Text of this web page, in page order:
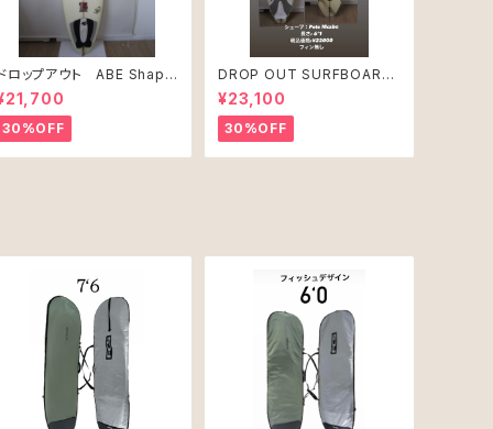
ロップアウト ABE Shape
JUNIR MODEL モ
ル
30%OFF
DROP OUT SURFBOARD
シェープ：Pete Mcabe USE
D
¥23,100
30%OFF